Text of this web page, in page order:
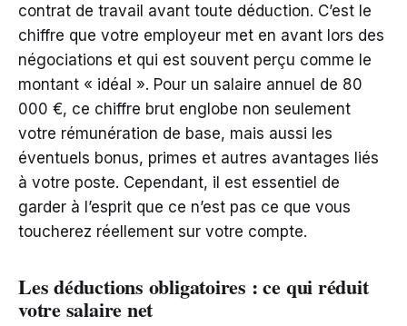
contrat de travail avant toute déduction. C’est le
chiffre que votre employeur met en avant lors des
négociations et qui est souvent perçu comme le
montant « idéal ». Pour un salaire annuel de 80
000 €, ce chiffre brut englobe non seulement
votre rémunération de base, mais aussi les
éventuels bonus, primes et autres avantages liés
à votre poste. Cependant, il est essentiel de
garder à l’esprit que ce n’est pas ce que vous
toucherez réellement sur votre compte.
Les déductions obligatoires : ce qui réduit
votre salaire net